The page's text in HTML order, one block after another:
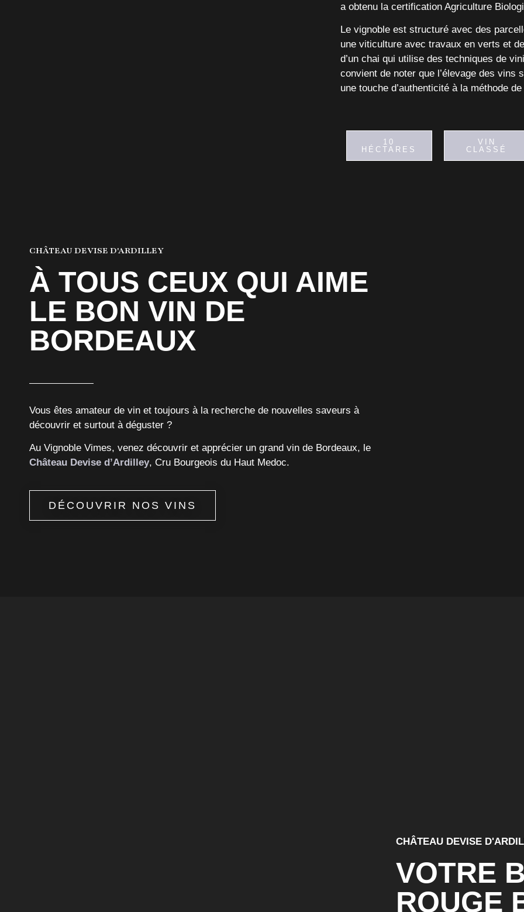
a obtenu la certification Agriculture
Le vignoble est structuré avec des
une viticulture avec travaux en verts et
d’un chai qui utilise des techniques de
convient de noter que l’élevage des vins
une touche d’authenticité à la méthode
10
HÉCTARES
VIN
CLASSÉ
CHÂTEAU DEVISE D'ARDILLEY
À TOUS CEUX QUI AIME
LE BON VIN DE
BORDEAUX
Vous êtes amateur de vin et toujours à la recherche de nouvelles saveurs à
découvrir et surtout à déguster ?
Au Vignoble Vimes, venez découvrir et apprécier un grand vin de Bordeaux, le
Château Devise d’Ardilley, Cru Bourgeois du Haut Medoc.
DÉCOUVRIR NOS VINS
CHÂTEAU DEVISE
VOTRE
ROUGE